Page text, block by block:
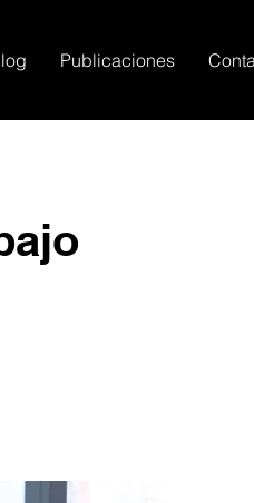
Publicaciones